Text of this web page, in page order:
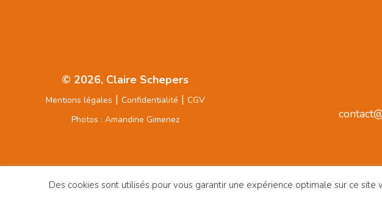
© 2026, Claire Schepers
Mentions légales | Confidentialité | CGV
Photos : Amandine Gimenez
Des cookies sont utilisés pour vous garantir une expérience optimale sur ce